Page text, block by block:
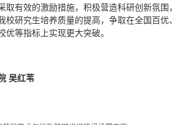
取有效的激励措施，积极营造科研创新氛围，
校研究生培养质量的提高，争取在全国百优、
优等指标上实现更大突破。
吴红苇